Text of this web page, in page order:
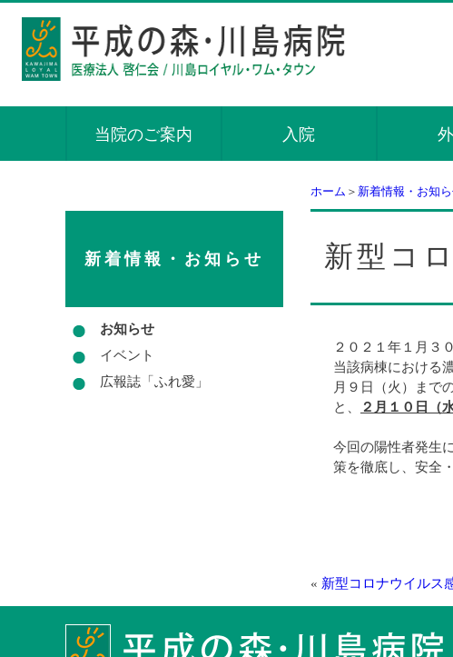
当院のご案内 入院
ホーム ＞ 新着情報・お知
新型コ
２０２１年１月３
当該病棟における
月９日（火）まで
と、
２月１０日（
今回の陽性者発生
策を徹底し、安全
« 新型コロナウイルス
新着情報・お知らせ
お知らせ
イベント
広報誌「ふれ愛」